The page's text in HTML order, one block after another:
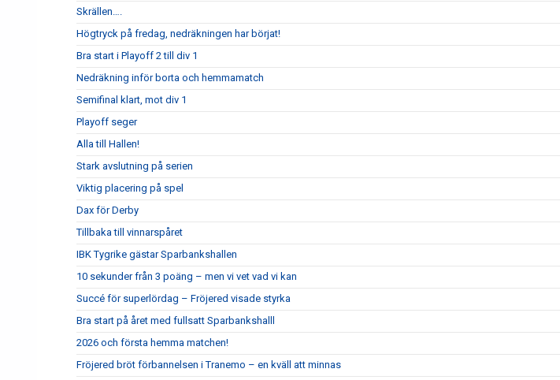
Skrällen….
Högtryck på fredag, nedräkningen har börjat!
Bra start i Playoff 2 till div 1
Nedräkning inför borta och hemmamatch
Semifinal klart, mot div 1
Playoff seger
Alla till Hallen!
Stark avslutning på serien
Viktig placering på spel
Dax för Derby
Tillbaka till vinnarspåret
IBK Tygrike gästar Sparbankshallen
10 sekunder från 3 poäng – men vi vet vad vi kan
Succé för superlördag – Fröjered visade styrka
Bra start på året med fullsatt Sparbankshalll
2026 och första hemma matchen!
Fröjered bröt förbannelsen i Tranemo – en kväll att minnas